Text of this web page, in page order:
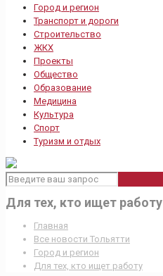
Город и регион
Транспорт и дороги
Строительство
ЖКХ
Проекты
Общество
Образование
Медицина
Культура
Спорт
Туризм и отдых
Для тех, кто ищет работу
Главная
Все новости Тольятти
Город и регион
Для тех, кто ищет работу